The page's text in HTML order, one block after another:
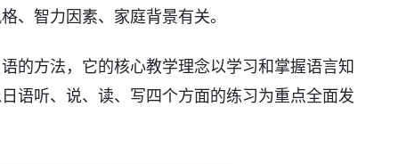
、智力因素、家庭背景有关。
的方法，它的核心教学理念以学习和掌握语言知
语听、说、读、写四个方面的练习为重点全面发